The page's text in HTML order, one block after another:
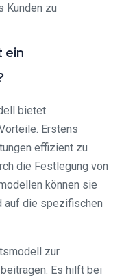
Kunden zu
ein
bietet
Erstens
effizient zu
die Festlegung von
können sie
auf die spezifischen
zur
Es hilft bei